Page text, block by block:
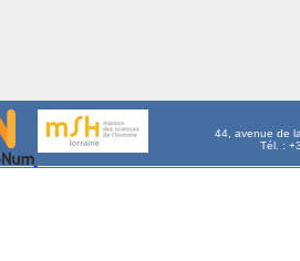
44, avenue de
Tél. :